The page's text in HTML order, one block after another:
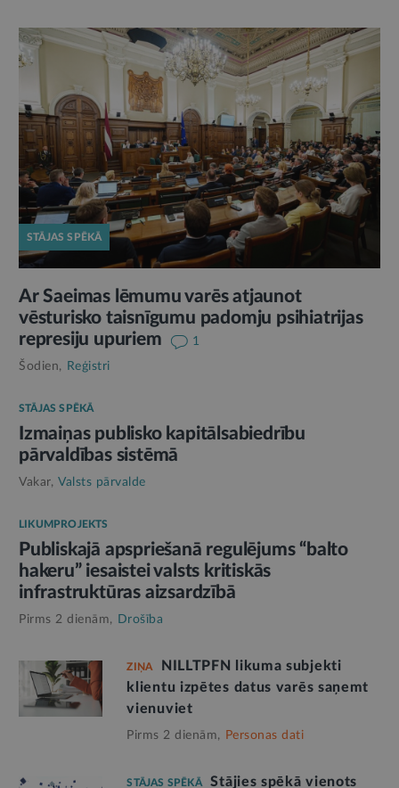
STĀJAS SPĒKĀ
Ar Saeimas lēmumu varēs atjaunot
vēsturisko taisnīgumu padomju psihiatrijas
represiju upuriem
1
Šodien, Reģistri
STĀJAS SPĒKĀ
Izmaiņas publisko kapitālsabiedrību
pārvaldības sistēmā
Vakar, Valsts pārvalde
LIKUMPROJEKTS
Publiskajā apspriešanā regulējums “balto
hakeru” iesaistei valsts kritiskās
infrastruktūras aizsardzībā
Pirms 2 dienām, Drošība
ZIŅA
NILLTPFN likuma subjekti
klientu izpētes datus varēs saņemt
vienuviet
Pirms 2 dienām, Personas dati
STĀJAS SPĒKĀ
Stājies spēkā vienots